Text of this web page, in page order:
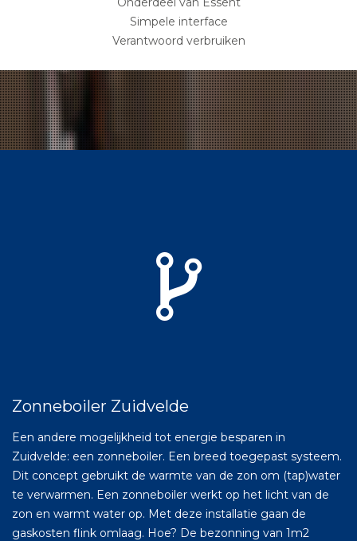
Simpele interface
Verantwoord verbruiken
Zonneboiler Zuidvelde
Een andere mogelijkheid tot energie besparen in
Zuidvelde: een zonneboiler. Een breed toegepast systeem.
Dit concept gebruikt de warmte van de zon om (tap)water
te verwarmen. Een zonneboiler werkt op het licht van de
zon en warmt water op. Met deze installatie gaan de
gaskosten flink omlaag. Hoe? De bezonning van 1m2